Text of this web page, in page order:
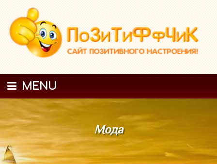
MENU
Мода